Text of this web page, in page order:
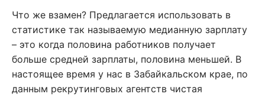
Что же взамен? Предлагается использовать в
статистике так называемую медианную зарплату
– это когда половина работников получает
больше средней зарплаты, половина меньшей. В
настоящее время у нас в Забайкальском крае, по
данным рекрутинговых агентств чистая